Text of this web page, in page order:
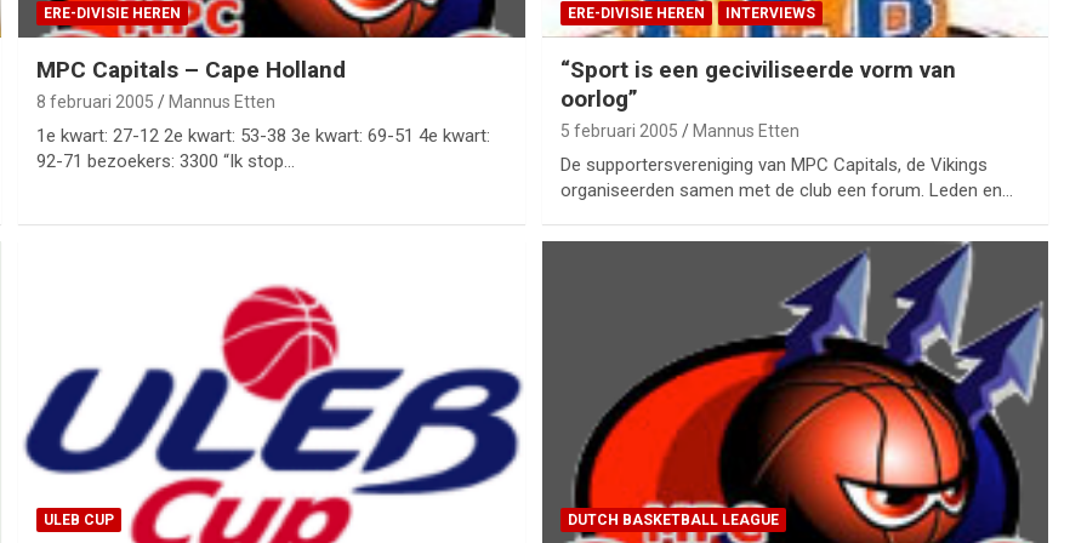
ERE-DIVISIE HEREN
MPC Capitals – Cape Holland
8 februari 2005 Mannus Etten
1e kwart: 27-12 2e kwart: 53-38 3e kwart: 69-51 4e kwart:
92-71 bezoekers: 3300 “Ik stop…
ERE-DIVISIE HEREN INTERVIEWS
“Sport is een geciviliseerde vorm van
oorlog”
5 februari 2005 Mannus Etten
De supportersvereniging van MPC Capitals, de Vikings
organiseerden samen met de club een forum. Leden en…
ULEB CUP DUTCH BASKETBALL LEAGUE